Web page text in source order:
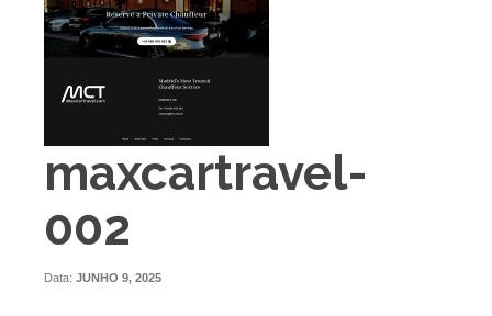
maxcartravel-
002
Data: JUNHO 9, 2025